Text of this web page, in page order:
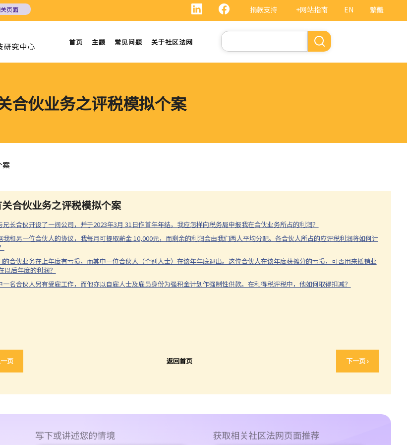
EN 繁體
捐款支持 +网站指南
页面
首页 主题 常见问题 关于社区法网
搜
索
合伙业务之评税模拟个案
案
关合伙业务之评税模拟个案
兄长合伙开设了一间公司，并于2023年3月 31日作首年年结，我应怎样向税务局申报我在合伙业务所占的利润？
我和另一位合伙人的协议，我每月可提取薪金 10,000元，而剩余的利润会由我们两人平均分配。各合伙人所占的应评税利润将如何计
的合伙业务在上年度有亏损，而其中一位合伙人（个别人士）在该年年底退出。这位合伙人在该年度获摊分的亏损，可否用来抵销业
以后年度的利润？
一名合伙人另有受雇工作，而他亦以自雇人士及雇员身份为强积金计划作强制性供款。在利得税评税中，他如何取得扣减？
一页 返回首页 下一页 ›